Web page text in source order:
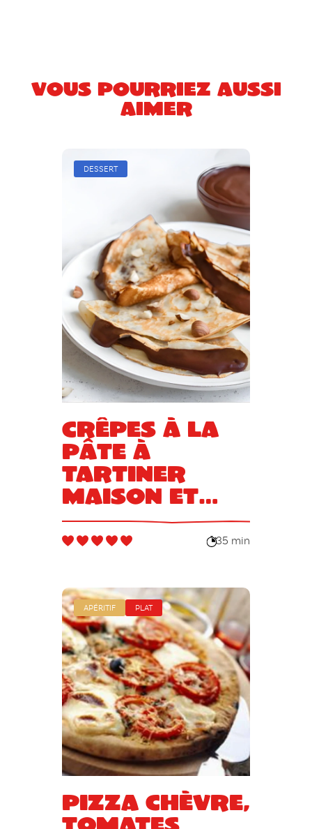
Vous pourriez aussi
aimer
DESSERT
Crêpes à la
pâte à
tartiner
maison et
noisettes
torréfiées 35 min
APÉRITIF PLAT
Pizza chèvre,